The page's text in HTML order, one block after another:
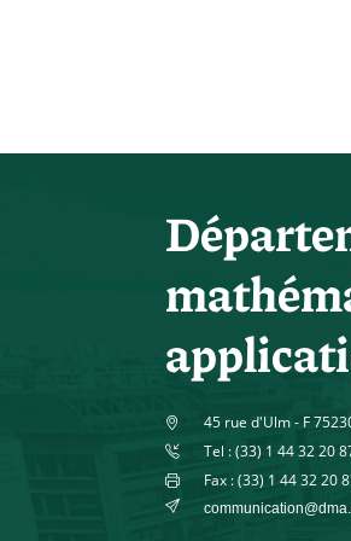
45 rue d'Ulm - F
Tel : (33) 1 44 32 20
Fax : (33) 1 44 32 20